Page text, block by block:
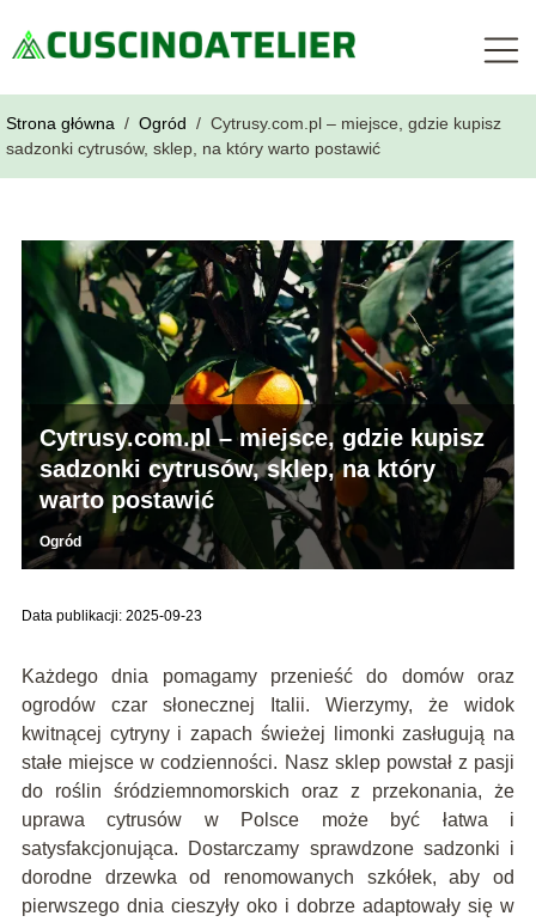
Strona główna / Ogród / Cytrusy.com.pl – miejsce, gdzie kupisz
sadzonki cytrusów, sklep, na który warto postawić
Cytrusy.com.pl – miejsce, gdzie kupisz
sadzonki cytrusów, sklep, na który
warto postawić
Ogród
Data publikacji: 2025-09-23
Każdego dnia pomagamy przenieść do domów oraz
ogrodów czar słonecznej Italii. Wierzymy, że widok
kwitnącej cytryny i zapach świeżej limonki zasługują na
stałe miejsce w codzienności. Nasz sklep powstał z pasji
do roślin śródziemnomorskich oraz z przekonania, że
uprawa cytrusów w Polsce może być łatwa i
satysfakcjonująca. Dostarczamy sprawdzone sadzonki i
dorodne drzewka od renomowanych szkółek, aby od
pierwszego dnia cieszyły oko i dobrze adaptowały się w